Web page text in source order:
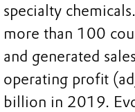
specialty
more than 100
and generated
operating profit
billion in 2019.